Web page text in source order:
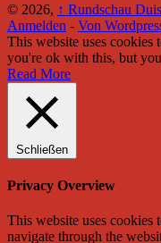
© 2026, ↑ Rundschau
Anmelden - Von
This website uses cookies
you're ok with this, but
Read More
Schließen
Privacy Overview
This website uses
navigate through the